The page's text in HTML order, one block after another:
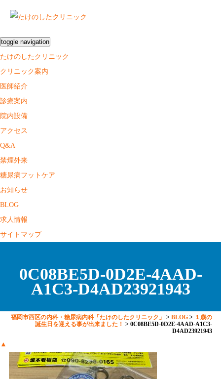
toggle navigation
たけのしたクリニック
クリニック案内
医師紹介
診療案内
院内設備
アクセス
Q&A
禁煙外来
糖尿病フットケア
お知らせ
BLOG
求人情報
サイトマップ
0C08BE5D-0D2E-4AAD-
A1C3-D4AD23921943
福岡市西区の内科・糖尿病内科「たけのしたクリニック」 >BLOG > １歳の
誕生日を迎える事が出来ました！ >0C08BE5D-0D2E-4AAD-A1C3-
D4AD23921943
▲